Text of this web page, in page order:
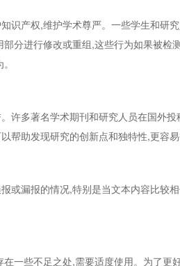
识产权,维护学术尊严。一些学生和研
分进行修改或重组,这些行为如果被
许多著名学术期刊和研究人员在国外
助发现研究的创新点和独特性,更容易
或漏报的情况,特别是当文本内容比较
一些不足之处,需要适度使用。为了